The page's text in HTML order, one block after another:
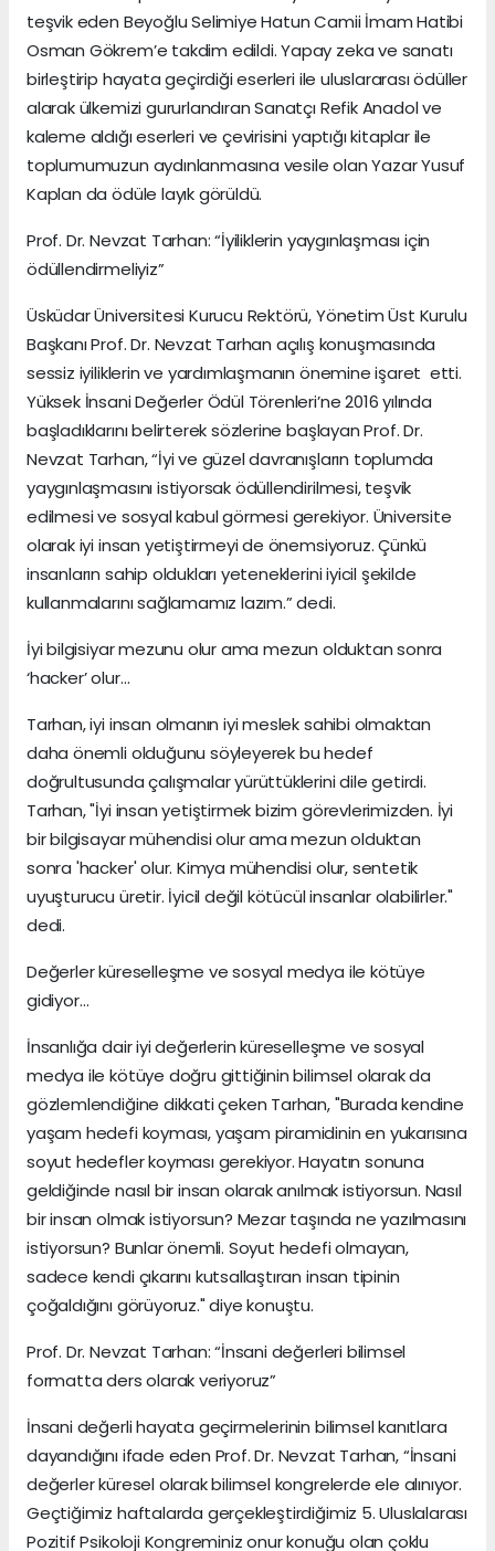
teşvik eden Beyoğlu Selimiye Hatun Camii İmam Hatibi
Osman Gökrem’e takdim edildi. Yapay zeka ve sanatı
birleştirip hayata geçirdiği eserleri ile uluslararası ödüller
alarak ülkemizi gururlandıran Sanatçı Refik Anadol ve
kaleme aldığı eserleri ve çevirisini yaptığı kitaplar ile
toplumumuzun aydınlanmasına vesile olan Yazar Yusuf
Kaplan da ödüle layık görüldü.
Prof. Dr. Nevzat Tarhan: “İyiliklerin yaygınlaşması için
ödüllendirmeliyiz”
Üsküdar Üniversitesi Kurucu Rektörü, Yönetim Üst Kurulu
Başkanı Prof. Dr. Nevzat Tarhan açılış konuşmasında
sessiz iyiliklerin ve yardımlaşmanın önemine işaret etti.
Yüksek İnsani Değerler Ödül Törenleri’ne 2016 yılında
başladıklarını belirterek sözlerine başlayan Prof. Dr.
Nevzat Tarhan, “İyi ve güzel davranışların toplumda
yaygınlaşmasını istiyorsak ödüllendirilmesi, teşvik
edilmesi ve sosyal kabul görmesi gerekiyor. Üniversite
olarak iyi insan yetiştirmeyi de önemsiyoruz. Çünkü
insanların sahip oldukları yeteneklerini iyicil şekilde
kullanmalarını sağlamamız lazım.” dedi.
İyi bilgisiyar mezunu olur ama mezun olduktan sonra
‘hacker’ olur…
Tarhan, iyi insan olmanın iyi meslek sahibi olmaktan
daha önemli olduğunu söyleyerek bu hedef
doğrultusunda çalışmalar yürüttüklerini dile getirdi.
Tarhan, "İyi insan yetiştirmek bizim görevlerimizden. İyi
bir bilgisayar mühendisi olur ama mezun olduktan
sonra 'hacker' olur. Kimya mühendisi olur, sentetik
uyuşturucu üretir. İyicil değil kötücül insanlar olabilirler."
dedi.
Değerler küreselleşme ve sosyal medya ile kötüye
gidiyor…
İnsanlığa dair iyi değerlerin küreselleşme ve sosyal
medya ile kötüye doğru gittiğinin bilimsel olarak da
gözlemlendiğine dikkati çeken Tarhan, "Burada kendine
yaşam hedefi koyması, yaşam piramidinin en yukarısına
soyut hedefler koyması gerekiyor. Hayatın sonuna
geldiğinde nasıl bir insan olarak anılmak istiyorsun. Nasıl
bir insan olmak istiyorsun? Mezar taşında ne yazılmasını
istiyorsun? Bunlar önemli. Soyut hedefi olmayan,
sadece kendi çıkarını kutsallaştıran insan tipinin
çoğaldığını görüyoruz." diye konuştu.
Prof. Dr. Nevzat Tarhan: “İnsani değerleri bilimsel
formatta ders olarak veriyoruz”
İnsani değerli hayata geçirmelerinin bilimsel kanıtlara
dayandığını ifade eden Prof. Dr. Nevzat Tarhan, “İnsani
değerler küresel olarak bilimsel kongrelerde ele alınıyor.
Geçtiğimiz haftalarda gerçekleştirdiğimiz 5. Uluslalarası
Pozitif Psikoloji Kongreminiz onur konuğu olan çoklu